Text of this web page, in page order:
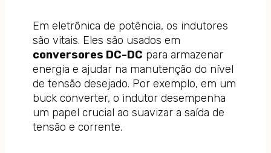
Em eletrônica de potência, os indutores
são vitais. Eles são usados em
conversores DC-DC para armazenar
energia e ajudar na manutenção do nível
de tensão desejado. Por exemplo, em um
buck converter, o indutor desempenha
um papel crucial ao suavizar a saída de
tensão e corrente.